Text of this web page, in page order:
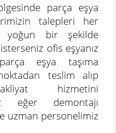
parça eşya
talepleri her
yoğun bir şekilde
ofis eşyanız
eşya taşıma
teslim alıp
hizmetini
eğer demontajı
uzman personelimiz